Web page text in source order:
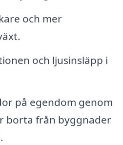
och mer
och ljusinsläpp i
på egendom genom
borta från byggnader